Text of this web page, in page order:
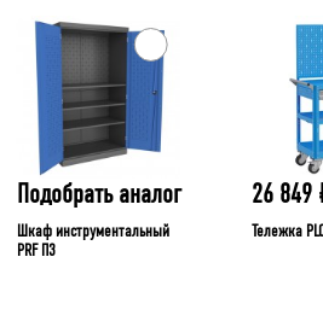
Подобрать аналог
Шкаф инструментальный
PRF П3
26 849
Тележка